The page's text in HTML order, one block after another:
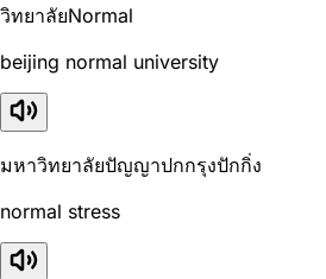
วิทยาลัยNormal
beijing normal university
มหาวิทยาลัยปัญญาปกกรุงปักกิ่ง
normal stress